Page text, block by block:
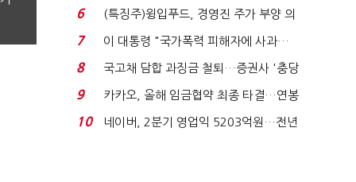
빈 매대 채우며 문 연 ...
6
(특징주)윙입푸드, 경영진 주가 부양 의
지에 상한가...
7
이 대통령 "국가폭력 피해자에 사과…
적극적 조사로 진...
8
국고채 담합 과징금 철퇴…증권사 '충당
금 폭탄' 우려...
9
카카오, 올해 임금협약 최종 타결…연봉
6.3% 인상·격려...
10
네이버, 2분기 영업익 5203억원…전년